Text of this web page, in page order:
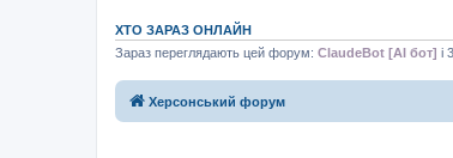
ХТО ЗАРАЗ ОНЛАЙН
Зараз переглядають цей форум: ClaudeBot [AI бот] і
Херсонський форум